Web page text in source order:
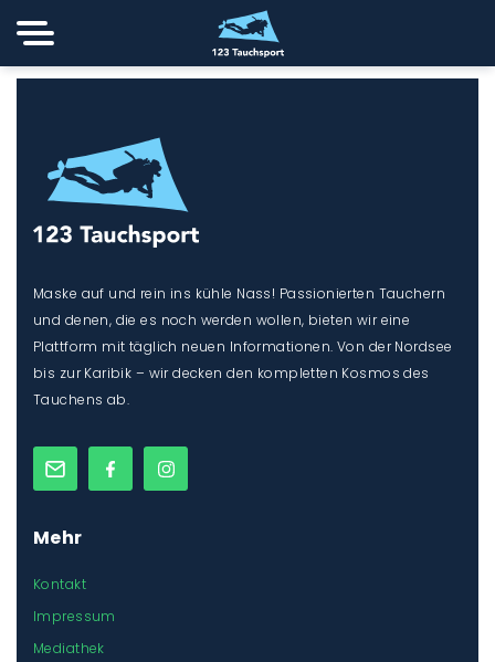
Footer 1
Maske auf und rein ins kühle Nass! Passionierten Tauchern
und denen, die es noch werden wollen, bieten wir eine
Plattform mit täglich neuen Informationen. Von der Nordsee
bis zur Karibik – wir decken den kompletten Kosmos des
Tauchens ab.
Mehr
Kontakt
Impressum
Mediathek